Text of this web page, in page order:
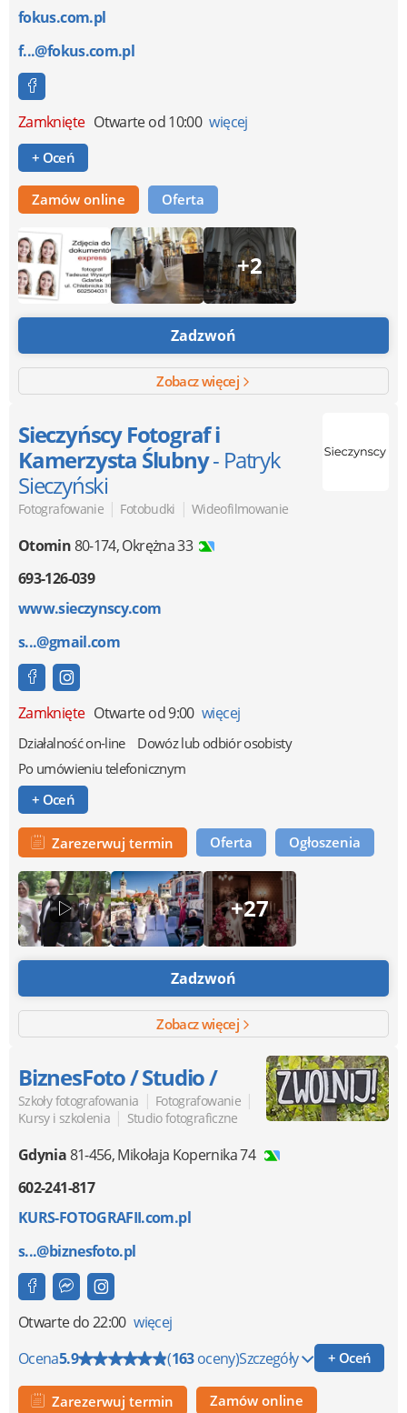
fokus.com.pl
f...@fokus.com.pl
Zamknięte Otwarte od 10:00 więcej
+ Oceń
Zamów online Oferta
+2
Zadzwoń
Zobacz więcej
Sieczyńscy Fotograf i
Kamerzysta Ślubny- Patryk
Sieczyński
Fotografowanie | Fotobudki | Wideofilmowanie
Otomin80-174,Okrężna 33
693-126-039
www.sieczynscy.com
s...@gmail.com
Zamknięte Otwarte od 9:00 więcej
Działalność on-line
Dowóz lub odbiór osobisty
Po umówieniu telefonicznym
+ Oceń
Zarezerwuj termin Oferta Ogłoszenia
+27
Zadzwoń
Zobacz więcej
BiznesFoto / Studio /
Szkoły fotografowania | Fotografowanie |
Kursy i szkolenia | Studio fotograficzne
Gdynia81-456,Mikołaja Kopernika 74
602-241-817
KURS-FOTOGRAFII.com.pl
s...@biznesfoto.pl
Otwartedo 22:00 więcej
Ocena5.9 (163oceny)Szczegóły + Oceń
Zarezerwuj termin Zamów online